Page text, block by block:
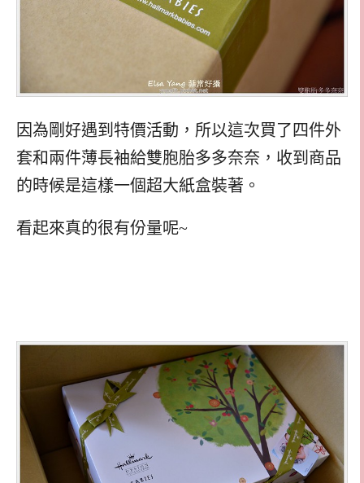
因為剛好遇到特價活動，所以這次買了四件外
套和兩件薄長袖給雙胞胎多多奈奈，收到商品
的時候是這樣一個超大紙盒裝著。
看起來真的很有份量呢~